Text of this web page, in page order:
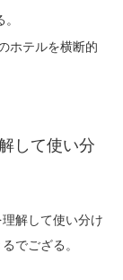
ホテルを横断的
して使い分
解して使い分け
でござる。